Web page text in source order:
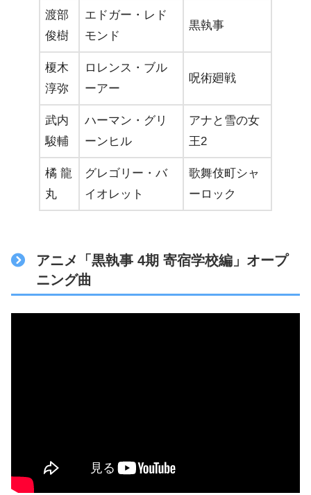
渡部
俊樹
エドガー・レド
モンド
黒執事
榎木
淳弥
ロレンス・ブル
ーアー
呪術廻戦
武内
駿輔
ハーマン・グリ
ーンヒル
アナと雪の女
王2
橘 龍
丸
グレゴリー・バ
イオレット
歌舞伎町シャ
ーロック
アニメ「黒執事 4期 寄宿学校編」オープ
ニング曲